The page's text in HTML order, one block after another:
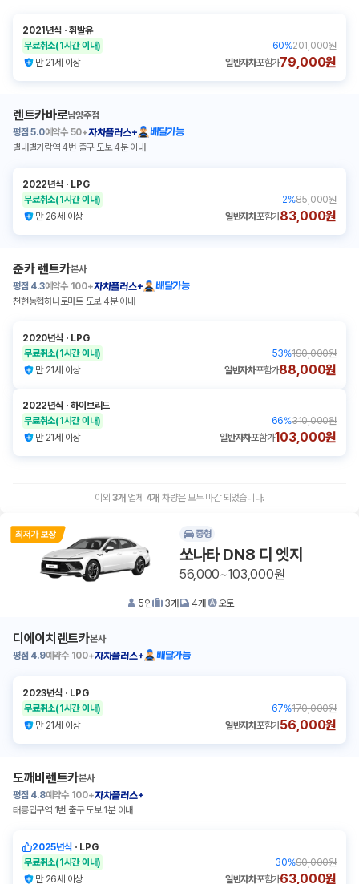
2021년식 ㆍ휘발유
무료취소(1시간 이내) 60%201,000원
만 21세 이상
일반자차포함가79,000원
렌트카바로남양주점
평점 5.0예약수 50+자차플러스+
배달가능
별내별가람역 4번 출구 도보 4분 이내
2022년식 ㆍ LPG
무료취소(1시간 이내) 2%85,000원
만 26세 이상
일반자차포함가83,000원
준카 렌트카본사
평점 4.3예약수 100+자차플러스+
배달가능
천현농협하나로마트 도보 4분 이내
2020년식 ㆍ LPG
무료취소(1시간 이내) 53%190,000원
만 21세 이상
일반자차포함가88,000원
2022년식 ㆍ하이브리드
무료취소(1시간 이내) 66%310,000원
만 21세 이상
일반자차포함가103,000원
이외3개 업체 4개 차량은 모두 마감 되었습니다.
중형
쏘나타 DN8 디 엣지
56,000~103,000원
5인 3개 4개 오토
디에이치렌트카본사
평점 4.9예약수 100+자차플러스+ 배달가능
2023년식 ㆍ LPG
무료취소(1시간 이내) 67%170,000원
만 21세 이상
일반자차포함가56,000원
도깨비렌트카본사
평점 4.8예약수 100+자차플러스+
태릉입구역 1번 출구 도보 1분 이내
2025년식 ㆍ LPG
무료취소(1시간 이내) 30%90,000원
만 26세 이상
일반자차포함가63,000원